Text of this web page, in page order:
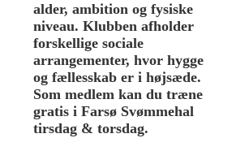
alder, ambition og fysiske
niveau. Klubben afholder
forskellige sociale
arrangementer, hvor hygge
og fællesskab er i højsæde.
Som medlem kan du træne
gratis i Farsø Svømmehal
tirsdag & torsdag.